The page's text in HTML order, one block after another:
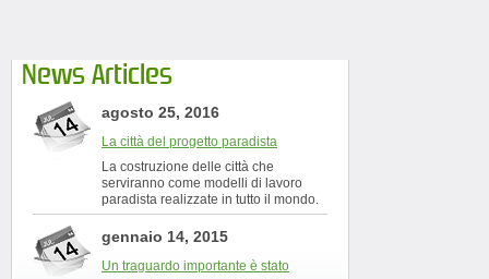
News Articles
agosto 25, 2016
La città del progetto paradista
La costruzione delle città che
serviranno come modelli di lavoro
paradista realizzate in tutto il mondo.
gennaio 14, 2015
Un traguardo importante è stato